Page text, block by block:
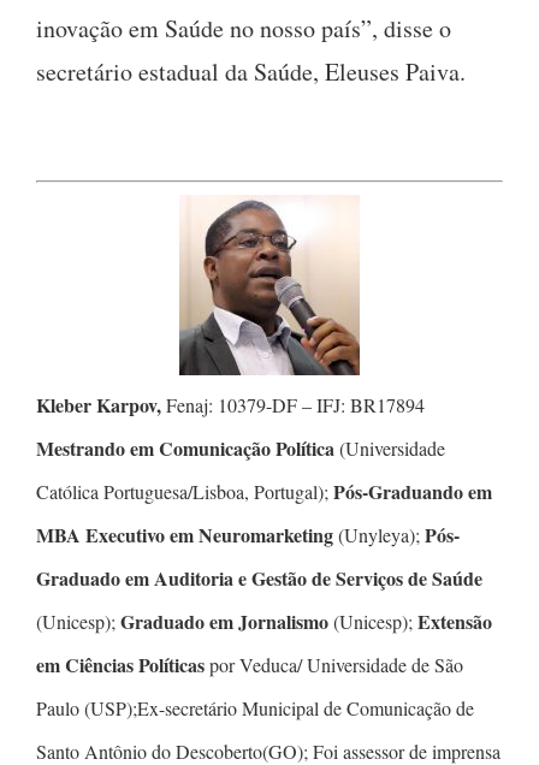
inovação em Saúde no nosso país”, disse o
secretário estadual da Saúde, Eleuses Paiva.
Kleber Karpov,Fenaj: 10379-DF – IFJ: BR17894
Mestrando em Comunicação Política(Universidade
Católica Portuguesa/Lisboa, Portugal); Pós-Graduando em
MBA Executivo em Neuromarketing(Unyleya); Pós-
Graduado em Auditoria e Gestão de Serviços de Saúde
(Unicesp); Graduado em Jornalismo(Unicesp); Extensão
em Ciências Políticaspor Veduca/ Universidade de São
Paulo (USP);Ex-secretário Municipal de Comunicação de
Santo Antônio do Descoberto(GO); Foi assessor de imprensa